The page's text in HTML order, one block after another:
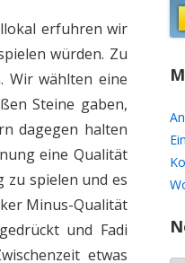
erfuhren wir
würden. Zu
Wir wählten eine
Steine gaben,
dagegen halten
eine Qualität
zu spielen und es
Minus-Qualität
und Fadi
etwas